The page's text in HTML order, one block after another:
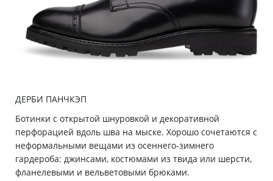
ДЕРБИ ПАНЧКЭП
Ботинки с открытой шнуровкой и декоративной
перфорацией вдоль шва на мыске. Хорошо сочетаются с
неформальными вещами из осеннего-зимнего
гардероба: джинсами, костюмами из твида или шерсти,
фланелевыми и вельветовыми брюками.